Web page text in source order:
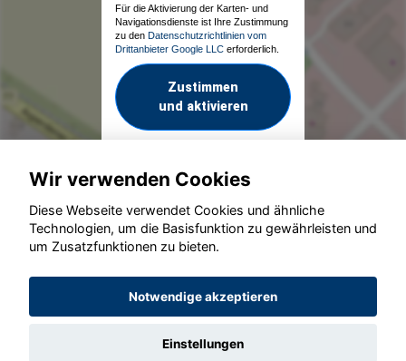
Für die Aktivierung der Karten- und
Navigationsdienste ist Ihre Zustimmung
zu den Datenschutzrichtlinien vom
Drittanbieter Google LLC erforderlich.
Zustimmen
und aktivieren
© konjunkturmotor.de GmbH 2020 - 2026
Wir verwenden Cookies
Diese Webseite verwendet Cookies und ähnliche
Technologien, um die Basisfunktion zu gewährleisten und
um Zusatzfunktionen zu bieten.
Notwendige akzeptieren
Einstellungen